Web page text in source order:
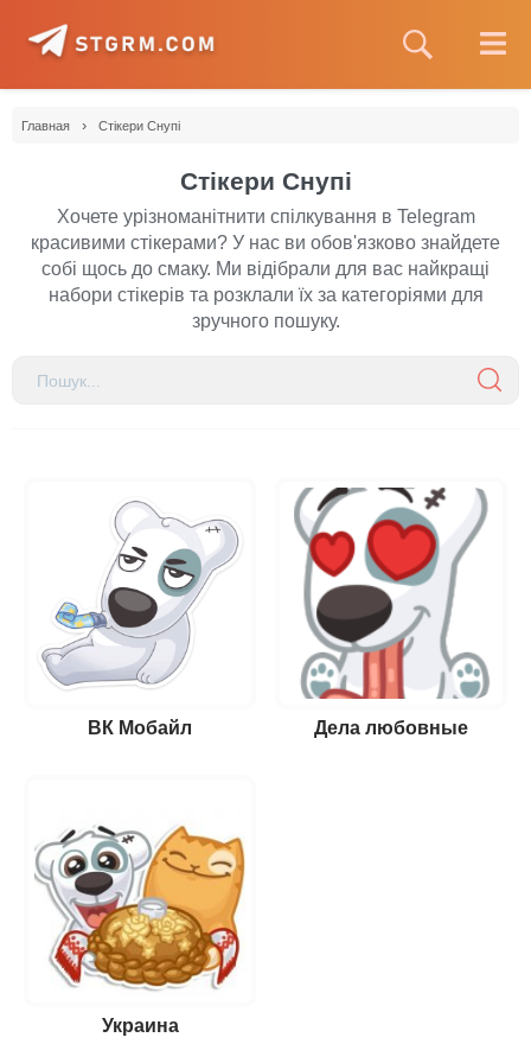
Главная › Стікери Снупі
Стікери Снупі
Хочете урізноманітнити спілкування в Telegram
красивими стікерами? У нас ви обов'язково знайдете
собі щось до смаку. Ми відібрали для вас найкращі
набори стікерів та розклали їх за категоріями для
зручного пошуку.
ВК Мобайл Дела любовные
Украина